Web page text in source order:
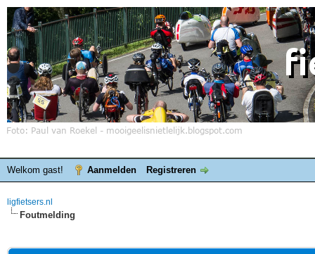
Welkom gast! Aanmelden Registreren
ligfietsers.nl
Foutmelding